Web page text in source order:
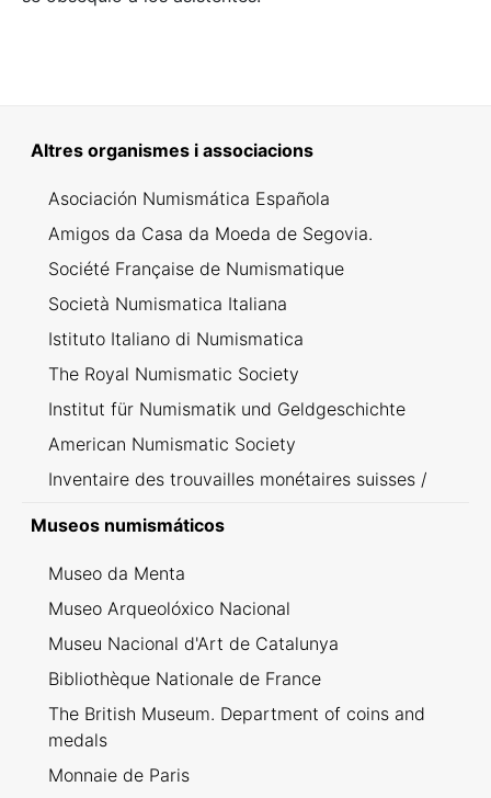
Altres organismes i associacions
Asociación Numismática Española
Amigos da Casa da Moeda de Segovia.
Société Française de Numismatique
Società Numismatica Italiana
Istituto Italiano di Numismatica
The Royal Numismatic Society
Institut für Numismatik und Geldgeschichte
American Numismatic Society
Inventaire des trouvailles monétaires suisses /
Museos numismáticos
Museo da Menta
Museo Arqueolóxico Nacional
Museu Nacional d'Art de Catalunya
Bibliothèque Nationale de France
The British Museum. Department of coins and
medals
Monnaie de Paris